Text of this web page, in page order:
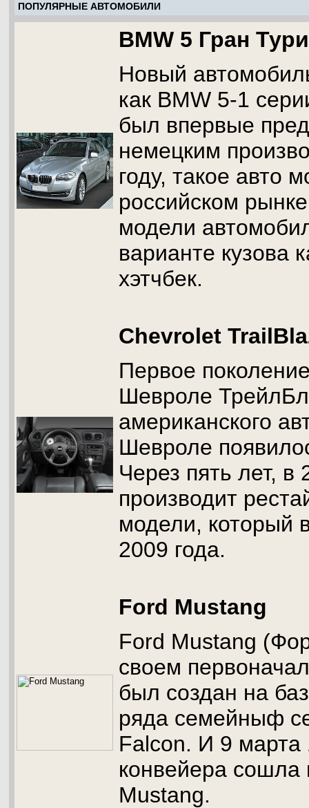
ПОПУЛЯРНЫЕ АВТОМОБИЛИ
BMW 5 Гран
Новый
как BMW 5-1
был впервые
немецким
году, такое авто
российском
модели
варианте кузова
хэтчбек.
Chevrolet
Первое
Шевроле
американского
Шевроле
Через пять лет,
производит
модели, который
2009 года.
Ford Mustang
Ford Mustang
своем
был создан на
ряда семейныф
Falcon. И 9 марта
конвейера сошла
Mustang.